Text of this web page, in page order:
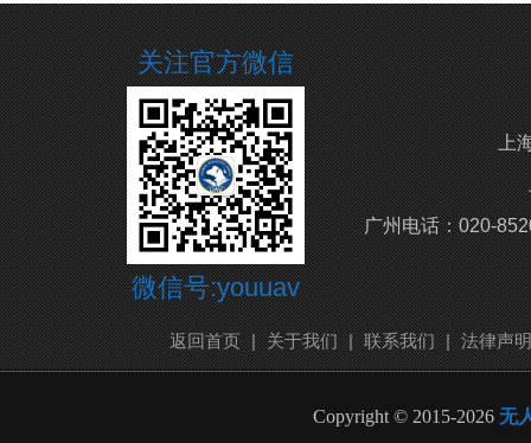
上
广州电话：020-
关注官方微信
微信号:youuav
返回首页 | 关于我们 | 联系我们 | 法律声明
Copyright © 2015-2026 无